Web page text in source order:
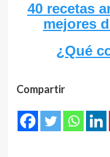
40 recetas
mejores
¿Qué
Compartir